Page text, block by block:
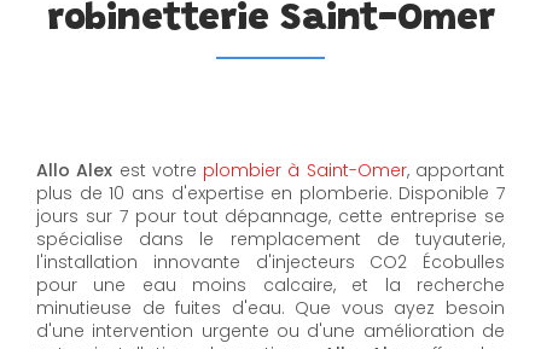
robinetterie Saint-Omer
Allo Alex est votre plombier à Saint-Omer, apportant
plus de 10 ans d'expertise en plomberie. Disponible 7
jours sur 7 pour tout dépannage, cette entreprise se
spécialise dans le remplacement de tuyauterie,
l'installation innovante d'injecteurs CO2 Écobulles
pour une eau moins calcaire, et la recherche
minutieuse de fuites d'eau. Que vous ayez besoin
d'une intervention urgente ou d'une amélioration de